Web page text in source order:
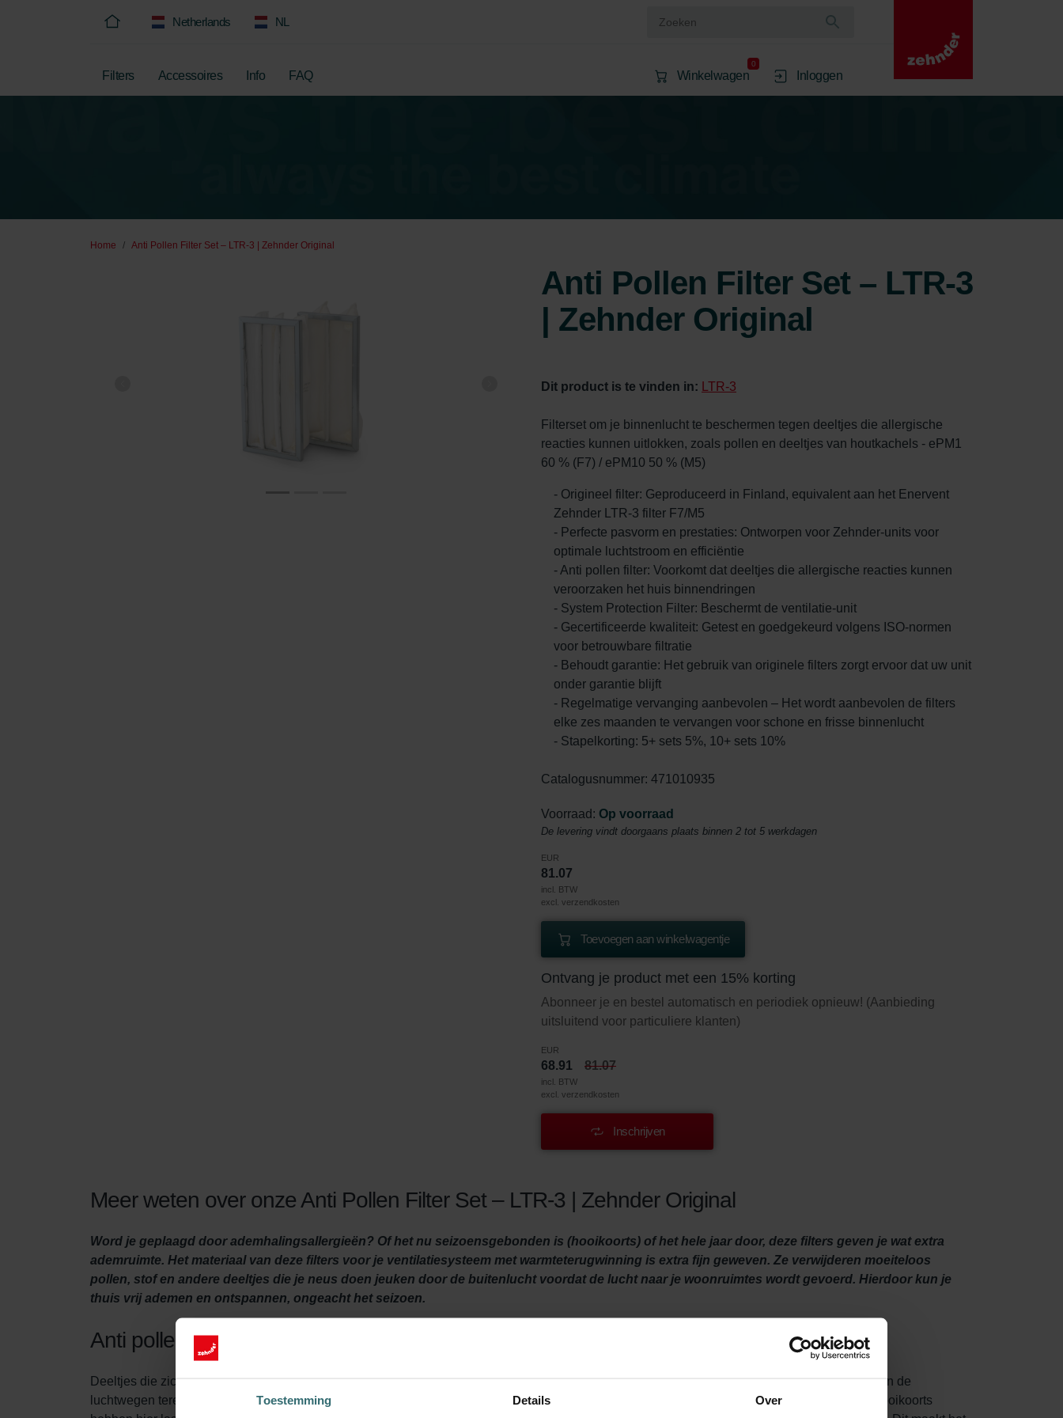
Toestemming Details Over
Netherlands NL
Filters Accessoires Info FAQ Winkelwagen
0
Inloggen
Home Anti Pollen Filter Set – LTR-3 | Zehnder Original
Anti Pollen Filter Set – LTR-3
| Zehnder Original
Dit product is te vinden in: LTR-3
Filterset om je binnenlucht te beschermen tegen deeltjes die allergische
reacties kunnen uitlokken, zoals pollen en deeltjes van houtkachels - ePM1
60 % (F7) / ePM10 50 % (M5)
- Origineel filter: Geproduceerd in Finland, equivalent aan het Enervent
Zehnder LTR-3 filter F7/M5
- Perfecte pasvorm en prestaties: Ontworpen voor Zehnder-units voor
optimale luchtstroom en efficiëntie
- Anti pollen filter: Voorkomt dat deeltjes die allergische reacties kunnen
veroorzaken het huis binnendringen
- System Protection Filter: Beschermt de ventilatie-unit
- Gecertificeerde kwaliteit: Getest en goedgekeurd volgens ISO-normen
voor betrouwbare filtratie
- Behoudt garantie: Het gebruik van originele filters zorgt ervoor dat uw unit
onder garantie blijft
- Regelmatige vervanging aanbevolen – Het wordt aanbevolen de filters
elke zes maanden te vervangen voor schone en frisse binnenlucht
- Stapelkorting: 5+ sets 5%, 10+ sets 10%
Catalogusnummer: 471010935
Voorraad: Op voorraad
De levering vindt doorgaans plaats binnen 2 tot 5 werkdagen
EUR
81.07
incl. BTW
excl. verzendkosten
Toevoegen aan winkelwagentje
Ontvang je product met een 15% korting
Abonneer je en bestel automatisch en periodiek opnieuw! (Aanbieding
uitsluitend voor particuliere klanten)
EUR
68.91 81.07
incl. BTW
excl. verzendkosten
Inschrijven
Meer weten over onze Anti Pollen Filter Set – LTR-3 | Zehnder Original
Word je geplaagd door ademhalingsallergieën? Of het nu seizoensgebonden is (hooikoorts) of het hele jaar door, deze filters geven je wat extra
ademruimte. Het materiaal van deze filters voor je ventilatiesysteem met warmteterugwinning is extra fijn geweven. Ze verwijderen moeiteloos
pollen, stof en andere deeltjes die je neus doen jeuken door de buitenlucht voordat de lucht naar je woonruimtes wordt gevoerd. Hierdoor kun je
thuis vrij ademen en ontspannen, ongeacht het seizoen.
Anti pollen filterset
Deeltjes die zich door de lucht verplaatsen, zoals pollen van grassen en bomen, landbouwstof, steenstof en deeltjes van houtkachels, kunnen in de
luchtwegen terechtkomen. Daar kunnen ze irritatie veroorzaken en zelfs allergische reacties opwekken. Vooral mensen met allergieën zoals hooikoorts